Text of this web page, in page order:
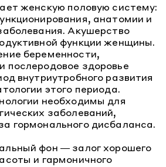
7.00 - 20.00
8 800 500 77 17
женскую половую систему:
анатомии и
Акушерство
функции женщины.
беременности,
послеродовое здоровье
внутриутробного развития
этого периода.
необходимы для
заболеваний,
гормонального дисбаланса.
фон — залог хорошего
и гармоничного